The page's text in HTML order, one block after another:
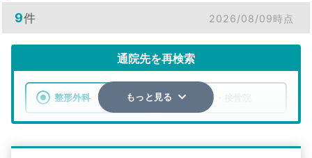
9件 2026/08/09時点
通院先を再検索
整形外科 整骨院・接骨院
もっと見る